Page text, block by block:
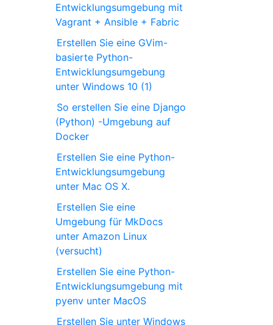
Entwicklungsumgebung mit
Vagrant + Ansible + Fabric
Erstellen Sie eine GVim-
basierte Python-
Entwicklungsumgebung
unter Windows 10 (1)
So erstellen Sie eine Django
(Python) -Umgebung auf
Docker
Erstellen Sie eine Python-
Entwicklungsumgebung
unter Mac OS X.
Erstellen Sie eine
Umgebung für MkDocs
unter Amazon Linux
(versucht)
Erstellen Sie eine Python-
Entwicklungsumgebung mit
pyenv unter MacOS
Erstellen Sie unter Windows